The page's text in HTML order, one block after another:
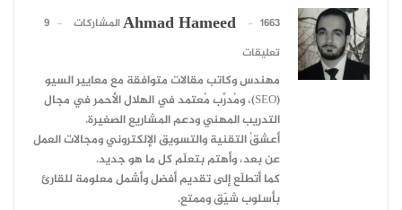
Ahmad Hameed 1663 المشاركات
9
تعليقات
مهندس وكاتب مقالات متوافقة مع معايير السيو
(SEO)، ومُدرِّب مُعتمد في الهلال الأحمر في مجال
التدريب المهني ودعم المشاريع الصغيرة.
أعشقُ التقنية والتسويق الإلكتروني ومجالات العمل
عن بعد، وأهتم بتعلّم كل ما هو جديد.
كما أتطلّع إلى تقديم أفضل وأشمل معلومة للقارئ
بأسلوب شيّق وممتع.